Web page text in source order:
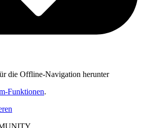
die Offline-Navigation herunter
Funktionen.